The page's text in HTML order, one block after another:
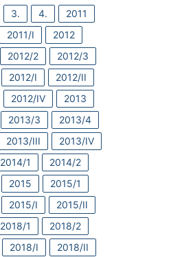
3. 4.
2011
2011/I
2012
2012/2
2012/3
2012/I
2012/II
2012/IV
2013
2013/3
2013/4
2013/III
2013/IV
2014/1
2014/2
2015
2015/1
2015/I
2015/II
2018/1
2018/2
2018/I 2018/II